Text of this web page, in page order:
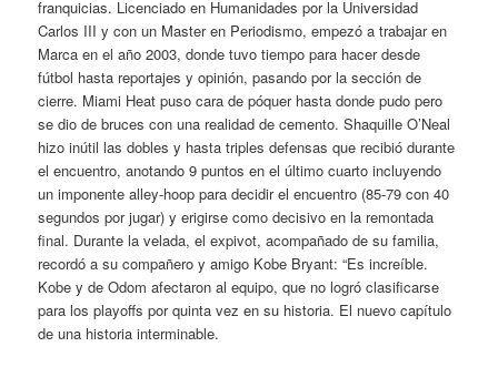
franquicias. Licenciado en Humanidades por la Universidad
Carlos III y con un Master en Periodismo, empezó a trabajar en
Marca en el año 2003, donde tuvo tiempo para hacer desde
fútbol hasta reportajes y opinión, pasando por la sección de
cierre. Miami Heat puso cara de póquer hasta donde pudo pero
se dio de bruces con una realidad de cemento. Shaquille O’Neal
hizo inútil las dobles y hasta triples defensas que recibió durante
el encuentro, anotando 9 puntos en el último cuarto incluyendo
un imponente alley-hoop para decidir el encuentro (85-79 con 40
segundos por jugar) y erigirse como decisivo en la remontada
final. Durante la velada, el expivot, acompañado de su familia,
recordó a su compañero y amigo Kobe Bryant: “Es increíble.
Kobe y de Odom afectaron al equipo, que no logró clasificarse
para los playoffs por quinta vez en su historia. El nuevo capítulo
de una historia interminable.